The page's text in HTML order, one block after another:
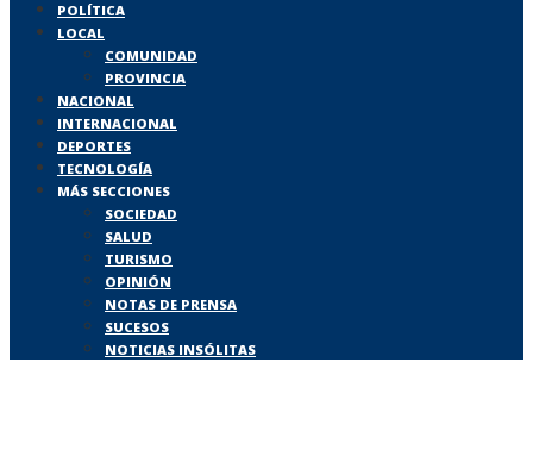
POLÍTICA
LOCAL
COMUNIDAD
PROVINCIA
NACIONAL
INTERNACIONAL
DEPORTES
TECNOLOGÍA
MÁS SECCIONES
SOCIEDAD
SALUD
TURISMO
OPINIÓN
NOTAS DE PRENSA
SUCESOS
NOTICIAS INSÓLITAS